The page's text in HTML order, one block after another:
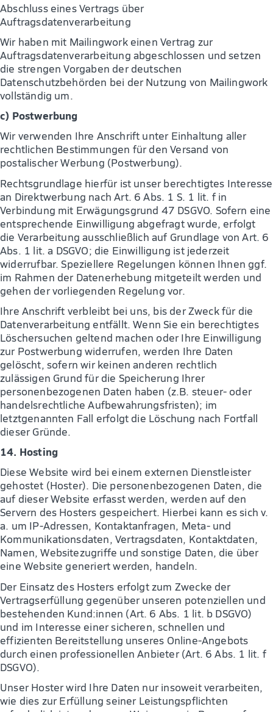
Abschluss eines Vertrags über
Auftragsdatenverarbeitung
Wir haben mit Mailingwork einen Vertrag zur
Auftragsdatenverarbeitung abgeschlossen und setzen
die strengen Vorgaben der deutschen
Datenschutzbehörden bei der Nutzung von Mailingwork
vollständig um.
c) Postwerbung
Wir verwenden Ihre Anschrift unter Einhaltung aller
rechtlichen Bestimmungen für den Versand von
postalischer Werbung (Postwerbung).
Rechtsgrundlage hierfür ist unser berechtigtes Interesse
an Direktwerbung nach Art. 6 Abs. 1 S. 1 lit. f in
Verbindung mit Erwägungsgrund 47 DSGVO. Sofern eine
entsprechende Einwilligung abgefragt wurde, erfolgt
die Verarbeitung ausschließlich auf Grundlage von Art. 6
Abs. 1 lit. a DSGVO; die Einwilligung ist jederzeit
widerrufbar. Speziellere Regelungen können Ihnen ggf.
im Rahmen der Datenerhebung mitgeteilt werden und
gehen der vorliegenden Regelung vor.
Ihre Anschrift verbleibt bei uns, bis der Zweck für die
Datenverarbeitung entfällt. Wenn Sie ein berechtigtes
Löschersuchen geltend machen oder Ihre Einwilligung
zur Postwerbung widerrufen, werden Ihre Daten
gelöscht, sofern wir keinen anderen rechtlich
zulässigen Grund für die Speicherung Ihrer
personenbezogenen Daten haben (z.B. steuer- oder
handelsrechtliche Aufbewahrungsfristen); im
letztgenannten Fall erfolgt die Löschung nach Fortfall
dieser Gründe.
14. Hosting
Diese Website wird bei einem externen Dienstleister
gehostet (Hoster). Die personenbezogenen Daten, die
auf dieser Website erfasst werden, werden auf den
Servern des Hosters gespeichert. Hierbei kann es sich v.
a. um IP-Adressen, Kontaktanfragen, Meta- und
Kommunikationsdaten, Vertragsdaten, Kontaktdaten,
Namen, Websitezugriffe und sonstige Daten, die über
eine Website generiert werden, handeln.
Der Einsatz des Hosters erfolgt zum Zwecke der
Vertragserfüllung gegenüber unseren potenziellen und
bestehenden Kund:innen (Art. 6 Abs. 1 lit. b DSGVO)
und im Interesse einer sicheren, schnellen und
effizienten Bereitstellung unseres Online-Angebots
durch einen professionellen Anbieter (Art. 6 Abs. 1 lit. f
DSGVO).
Unser Hoster wird Ihre Daten nur insoweit verarbeiten,
wie dies zur Erfüllung seiner Leistungspflichten